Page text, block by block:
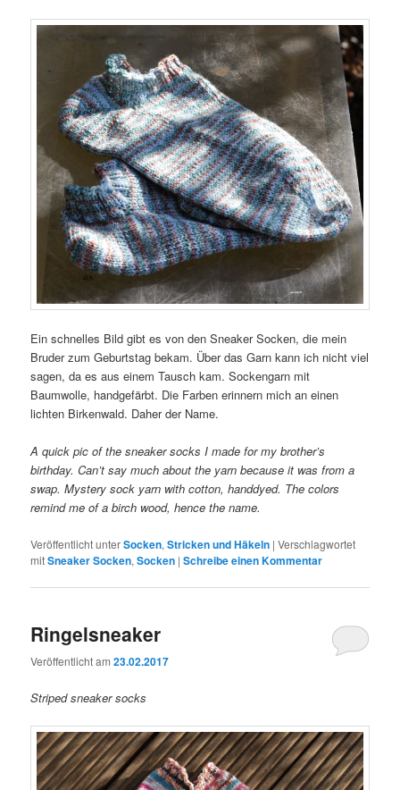
Ein schnelles Bild gibt es von den Sneaker Socken, die mein
Bruder zum Geburtstag bekam. Über das Garn kann ich nicht viel
sagen, da es aus einem Tausch kam. Sockengarn mit
Baumwolle, handgefärbt. Die Farben erinnern mich an einen
lichten Birkenwald. Daher der Name.
A quick pic of the sneaker socks I made for my brother’s
birthday. Can’t say much about the yarn because it was from a
swap. Mystery sock yarn with cotton, handdyed. The colors
remind me of a birch wood, hence the name.
Veröffentlicht unterSocken,Stricken und Häkeln |Verschlagwortet
mitSneaker Socken,Socken |Schreibe einen Kommentar
Ringelsneaker
Veröffentlicht am23.02.2017
Striped sneaker socks